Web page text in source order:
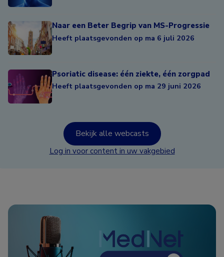
Naar een Beter Begrip van MS-Progressie
Heeft plaatsgevonden op ma 6 juli 2026
Psoriatic disease: één ziekte, één zorgpad
Heeft plaatsgevonden op ma 29 juni 2026
Bekijk alle webcasts
Log in voor content in uw vakgebied